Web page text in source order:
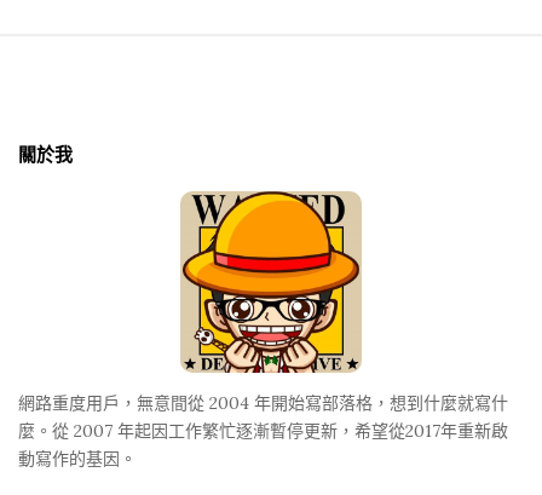
關於我
網路重度用戶，無意間從 2004 年開始寫部落格，想到什麼就寫什
麼。從 2007 年起因工作繁忙逐漸暫停更新，希望從2017年重新啟
動寫作的基因。